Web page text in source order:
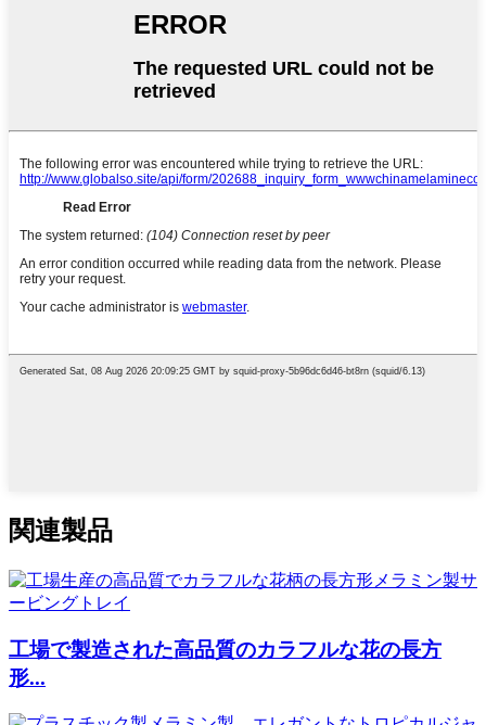
関連製品
工場で製造された高品質のカラフルな花の長方
形...